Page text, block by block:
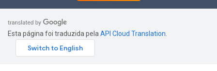
Esta página foi traduzida pela API Cloud Translation